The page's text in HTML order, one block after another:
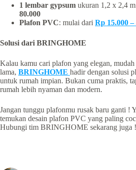
1 lembar gypsum ukuran 1,2 x 2,4
80.000
Plafon PVC: mulai dari Rp 15.000
Solusi dari BRINGHOME
Kalau kamu cari plafon yang elegan,
lama, BRINGHOME hadir dengan solusi
untuk rumah impian. Bukan cuma praktis,
rumah lebih nyaman dan modern.
Jangan tunggu plafonmu rusak baru ganti !
temukan desain plafon PVC yang paling
Hubungi tim BRINGHOME sekarang juga !